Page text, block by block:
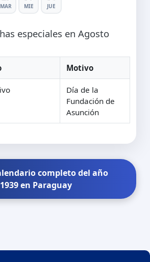
MAR MIE JUE
especiales en Agosto
Motivo
Día de la
Fundación de
Asunción
completo del año
1939 en Paraguay